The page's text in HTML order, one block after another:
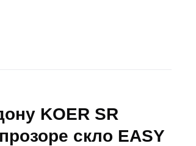
KOER SR
скло EASY